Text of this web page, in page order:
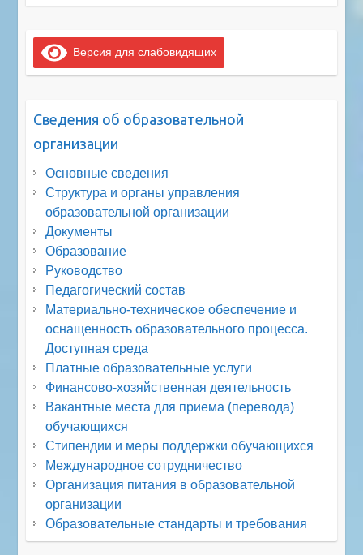
Версия для слабовидящих
Сведения об образовательной
организации
Основные сведения
Структура и органы управления
образовательной организации
Документы
Образование
Руководство
Педагогический состав
Материально-техническое обеспечение и
оснащенность образовательного процесса.
Доступная среда
Платные образовательные услуги
Финансово-хозяйственная деятельность
Вакантные места для приема (перевода)
обучающихся
Стипендии и меры поддержки обучающихся
Международное сотрудничество
Организация питания в образовательной
организации
Образовательные стандарты и требования